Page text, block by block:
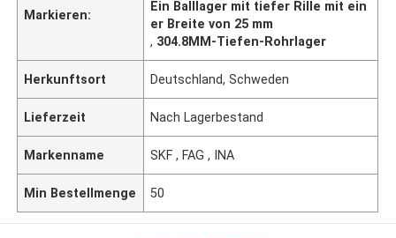
Markieren:
Ein Balllager mit tiefer Rille mit ein
er Breite von 25 mm
, 304.8MM-Tiefen-Rohrlager
Herkunftsort Deutschland, Schweden
Lieferzeit Nach Lagerbestand
Markenname SKF , FAG , INA
Min Bestellmenge 50